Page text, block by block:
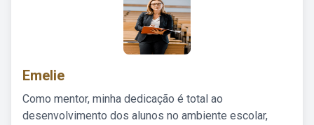
Emelie
Como mentor, minha dedicação é total ao
desenvolvimento dos alunos no ambiente escolar,